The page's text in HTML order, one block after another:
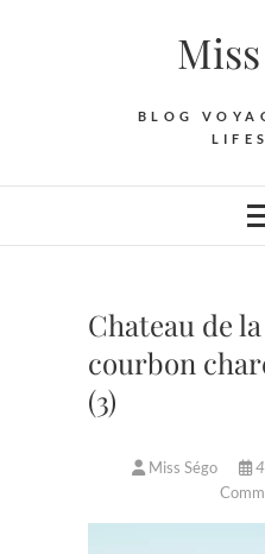
BLOG
Chateau de
courbon
(3)
Miss Ségo